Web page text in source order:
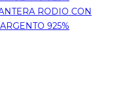
RODIO CON
925%